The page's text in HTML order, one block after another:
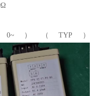
）（TYP）